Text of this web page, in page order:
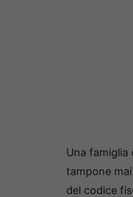
Una famiglia
tampone
del codice